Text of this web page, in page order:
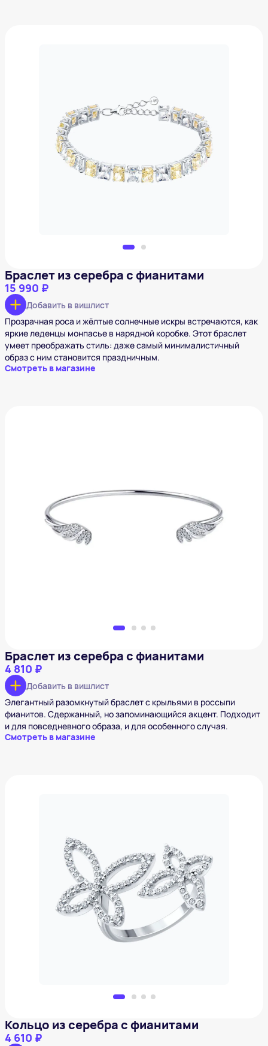
Браслет из серебра с фианитами
Добавить в вишлист
Браслет из серебра с фианитами
15 990 ₽
Добавить в вишлист
Прозрачная роса и жёлтые солнечные искры встречаются, как
яркие леденцы монпасье в нарядной коробке. Этот браслет
умеет преображать стиль: даже самый минималистичный
образ с ним становится праздничным.
Смотреть в магазине
Браслет из серебра с фианитами
Браслет из серебра с фианитами
4 810 ₽
Добавить в вишлист
Элегантный разомкнутый браслет с крыльями в россыпи
фианитов. Сдержанный, но запоминающийся акцент. Подходит
и для повседневного образа, и для особенного случая.
Смотреть в магазине
Кольцо из серебра с фианитами
4 610 ₽
Добавить в вишлист
Кольцо из серебра с фианитами
4 610 ₽